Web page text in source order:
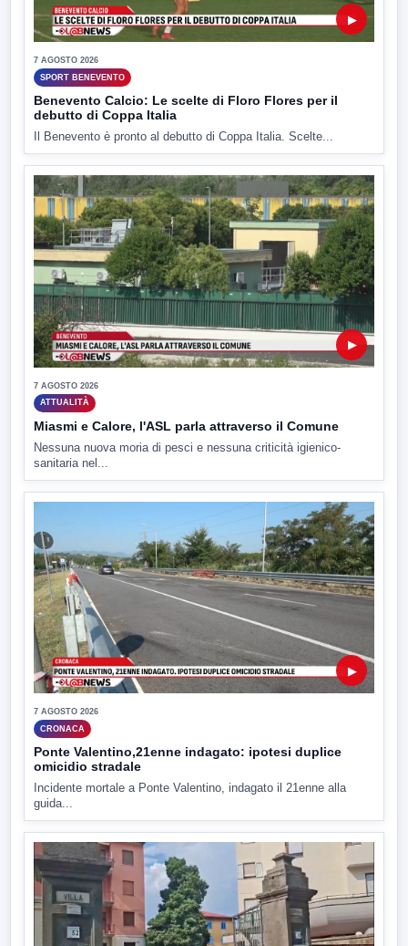
▶
7 AGOSTO 2026
SPORT BENEVENTO
Benevento Calcio: Le scelte di Floro Flores per il
debutto di Coppa Italia
Il Benevento è pronto al debutto di Coppa Italia. Scelte...
▶
7 AGOSTO 2026
ATTUALITÀ
Miasmi e Calore, l'ASL parla attraverso il Comune
Nessuna nuova moria di pesci e nessuna criticità igienico-
sanitaria nel...
▶
7 AGOSTO 2026
CRONACA
Ponte Valentino,21enne indagato: ipotesi duplice
omicidio stradale
Incidente mortale a Ponte Valentino, indagato il 21enne alla
guida...